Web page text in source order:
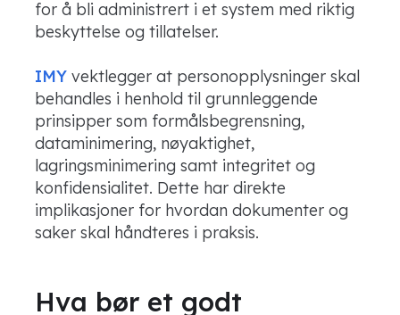
for å bli administrert i et system med riktig
beskyttelse og tillatelser.
IMY vektlegger at personopplysninger skal
behandles i henhold til grunnleggende
prinsipper som formålsbegrensning,
dataminimering, nøyaktighet,
lagringsminimering samt integritet og
konfidensialitet. Dette har direkte
implikasjoner for hvordan dokumenter og
saker skal håndteres i praksis.
Hva bør et godt